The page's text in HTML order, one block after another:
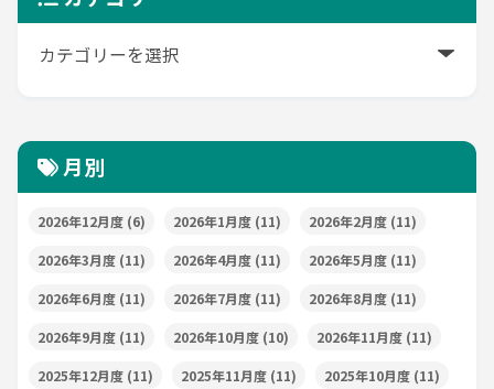
月別
2026年12月度 (6) 2026年1月度 (11) 2026年2月度 (11)
2026年3月度 (11) 2026年4月度 (11) 2026年5月度 (11)
2026年6月度 (11) 2026年7月度 (11) 2026年8月度 (11)
2026年9月度 (11) 2026年10月度 (10) 2026年11月度 (11)
2025年12月度 (11) 2025年11月度 (11) 2025年10月度 (11)